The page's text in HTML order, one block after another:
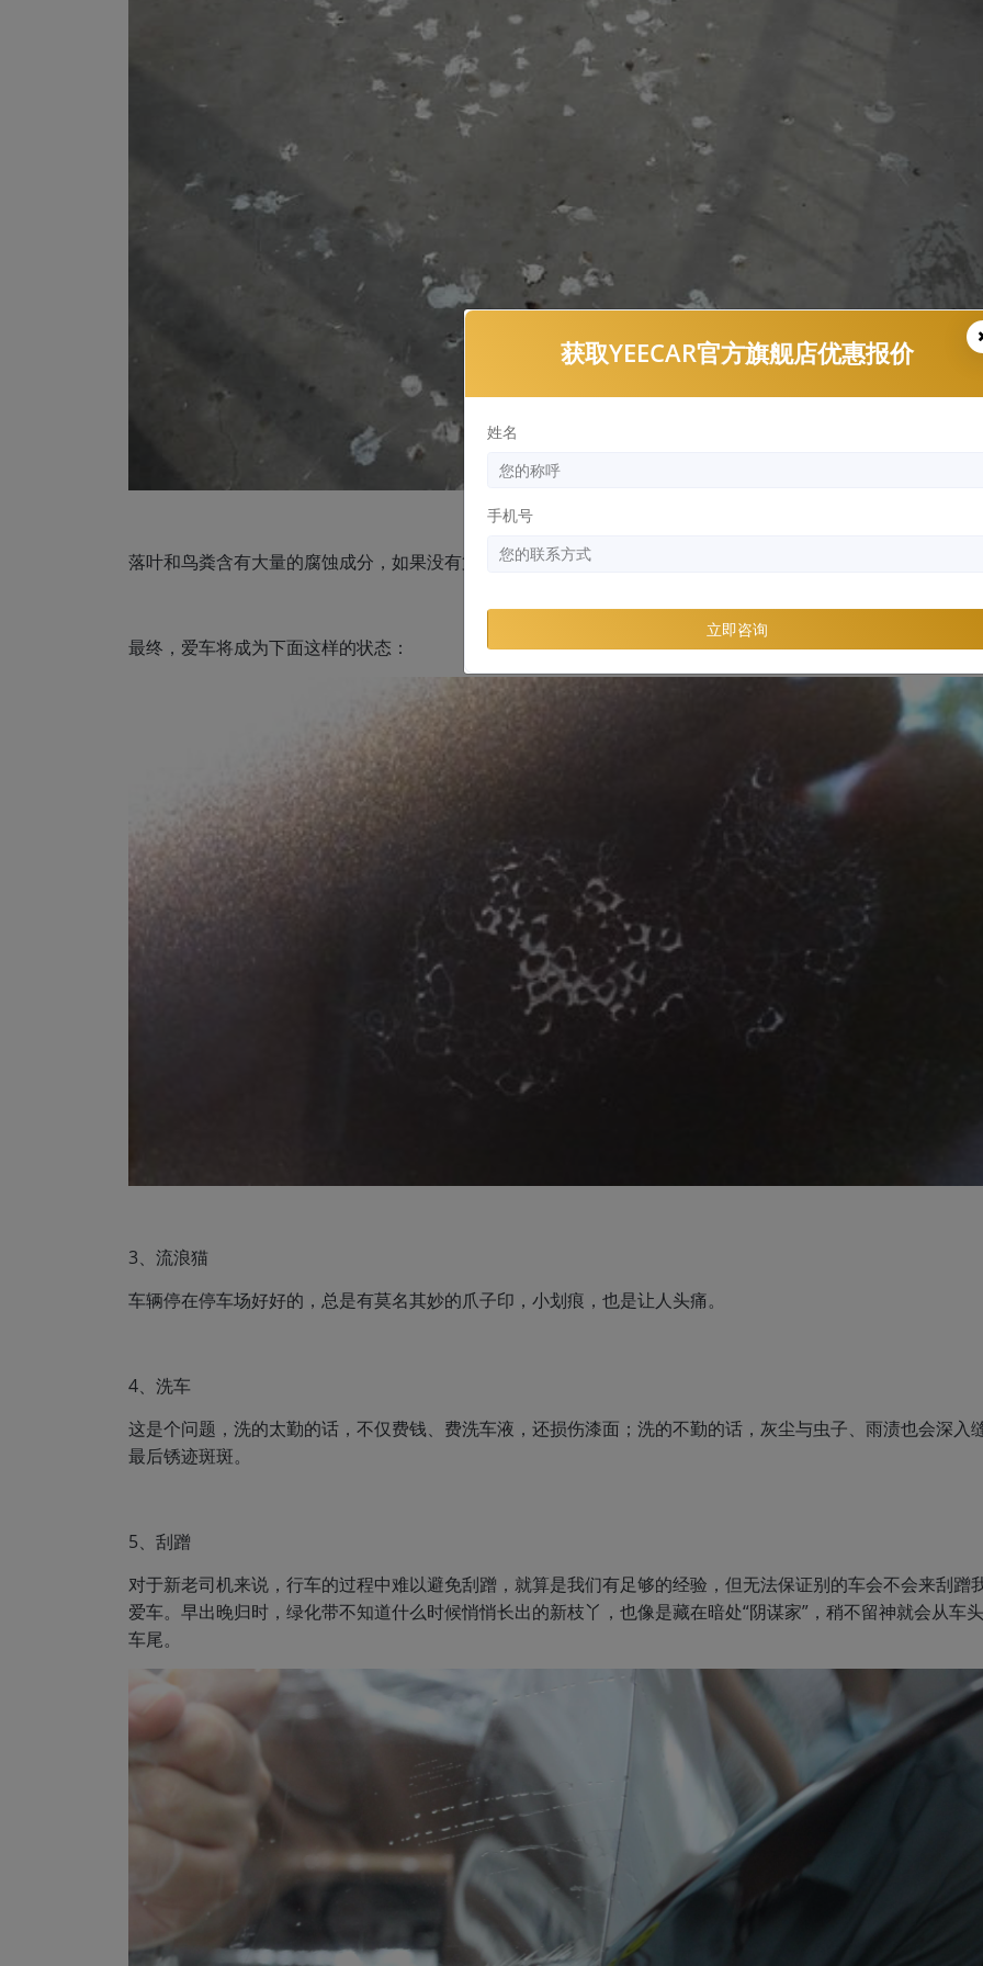
落叶和鸟粪含有大量的腐蚀成分，如果没有第一时间清理，留下的痕迹很难清理干净，也会逐渐腐蚀你的爱车
最终，爱车将成为下面这样的状态：
3、流浪猫
车辆停在停车场好好的，总是有莫名其妙的爪子印，小划痕，也是让人头痛。
4、洗车
这是个问题，洗的太勤的话，不仅费钱、费洗车液，还损伤漆面；洗的不勤的话，灰尘与虫子、雨渍也会深入
最后锈迹斑斑。
5、刮蹭
对于新老司机来说，行车的过程中难以避免刮蹭，就算是我们有足够的经验，但无法保证别的车会不会来刮蹭
爱车。早出晚归时，绿化带不知道什么时候悄悄长出的新枝丫，也像是藏在暗处“阴谋家”，稍不留神就会从车
车尾。
获取YEECAR官方旗舰店优惠报价
姓名
手机号
立即咨询